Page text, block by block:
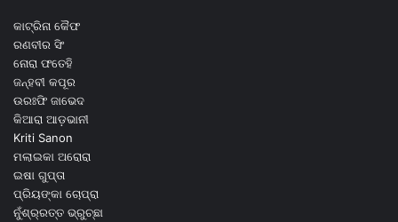
କାଟ୍ରିନା କୈଫ
ରଣବୀର ସିଂ
ନୋରା ଫତେହି
ଜନ୍ହବୀ କପୂର
ଉରଃଫି ଜାଭେଦ
କିଆରା ଆଡ଼ଭାନୀ
Kriti Sanon
ମଲାଇକା ଅରୋରା
ଇଷା ଗୁପ୍ତା
ପ୍ରିୟଙ୍କା ଚୋପ୍ରା
ନୁଁଶ୍ର୍ରତ୍ତ ଭ୍ରୁଚ୍ଛା